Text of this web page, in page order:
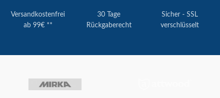
Versandkostenfrei
ab 99€ **
30 Tage
Rückgaberecht
Sicher - SSL
verschlüsselt